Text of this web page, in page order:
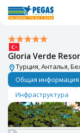
Gloria Verde
Турция, Анталья,
Общая информация
Инфраструктура